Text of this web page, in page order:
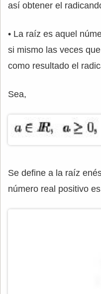
así obtener el
• La raíz es aquel
si mismo las veces
como resultado el
Sea,
Se define a la raíz
número real positivo